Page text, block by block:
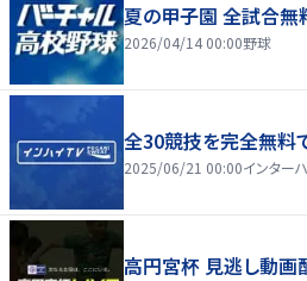
夏の甲子園 全試合無
2026/04/14 00:00野球
全30競技を完全無料
2025/06/21 00:00インター
高円宮杯 見逃し動画